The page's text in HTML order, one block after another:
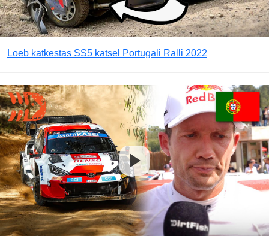
Loeb katkestas SS5 katsel Portugali Ralli 2022